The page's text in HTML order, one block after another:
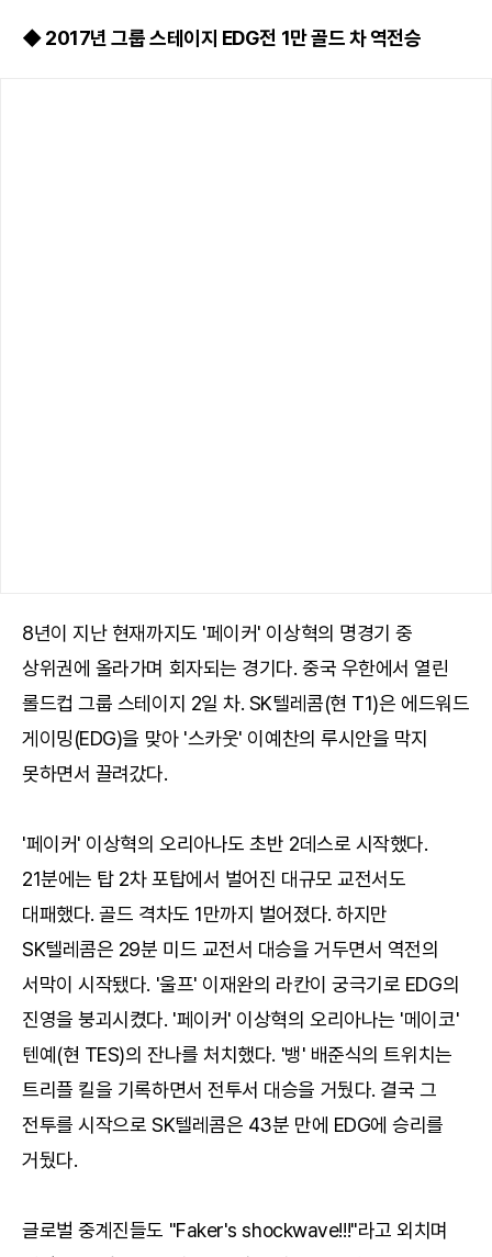
◆ 2017년 그룹 스테이지 EDG전 1만 골드 차 역전승
8년이 지난 현재까지도 '페이커' 이상혁의 명경기 중
상위권에 올라가며 회자되는 경기다. 중국 우한에서 열린
롤드컵 그룹 스테이지 2일 차. SK텔레콤(현 T1)은 에드워드
게이밍(EDG)을 맞아 '스카웃' 이예찬의 루시안을 막지
못하면서 끌려갔다.
'페이커' 이상혁의 오리아나도 초반 2데스로 시작했다.
21분에는 탑 2차 포탑에서 벌어진 대규모 교전서도
대패했다. 골드 격차도 1만까지 벌어졌다. 하지만
SK텔레콤은 29분 미드 교전서 대승을 거두면서 역전의
서막이 시작됐다. '울프' 이재완의 라칸이 궁극기로 EDG의
진영을 붕괴시켰다. '페이커' 이상혁의 오리아나는 '메이코'
텐예(현 TES)의 잔나를 처치했다. '뱅' 배준식의 트위치는
트리플 킬을 기록하면서 전투서 대승을 거뒀다. 결국 그
전투를 시작으로 SK텔레콤은 43분 만에 EDG에 승리를
거뒀다.
글로벌 중계진들도 "Faker's shockwave!!!"라고 외치며